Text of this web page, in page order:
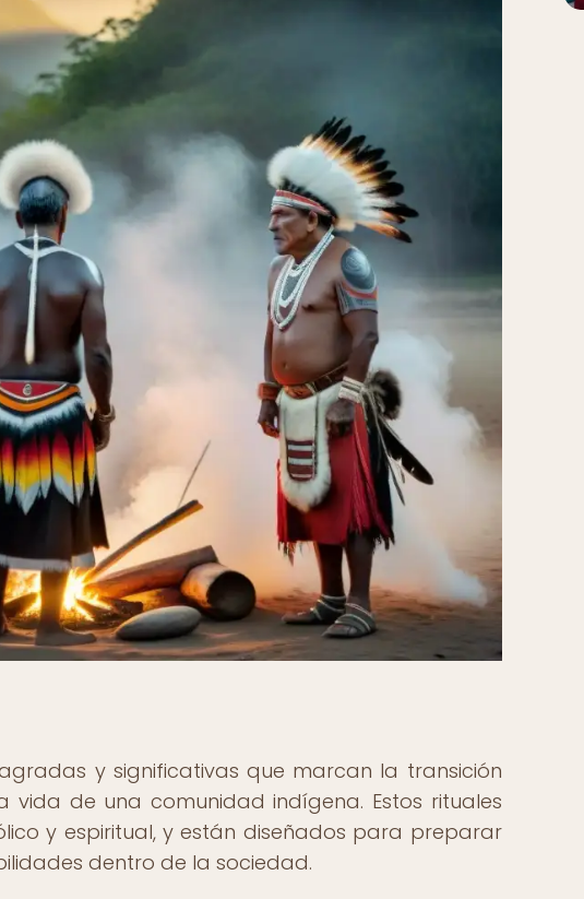
y significativas que marcan la transición
de una comunidad indígena. Estos rituales
y espiritual, y están diseñados para preparar
dentro de la sociedad.